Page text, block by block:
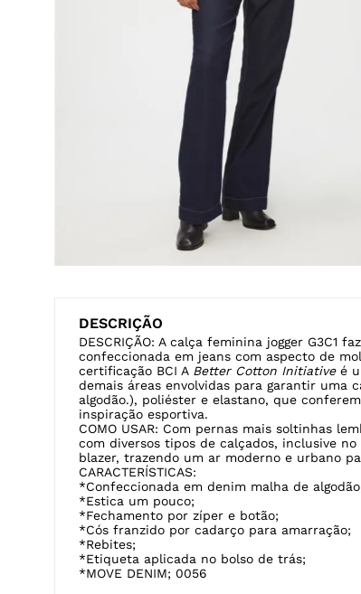
DESCRIÇÃO
DESCRIÇÃO: A calça feminina jogger G3C1
confeccionada em jeans com aspecto de
certificação BCI A Better Cotton Initiative é
demais áreas envolvidas para garantir uma
algodão.), poliéster e elastano, que
inspiração esportiva.
COMO USAR: Com pernas mais soltinhas
com diversos tipos de calçados, inclusive
blazer, trazendo um ar moderno e urbano
CARACTERÍSTICAS:
*Confeccionada em denim malha de
*Estica um pouco;
*Fechamento por zíper e botão;
*Cós franzido por cadarço para amarração;
*Rebites;
*Etiqueta aplicada no bolso de trás;
*MOVE DENIM; 0056